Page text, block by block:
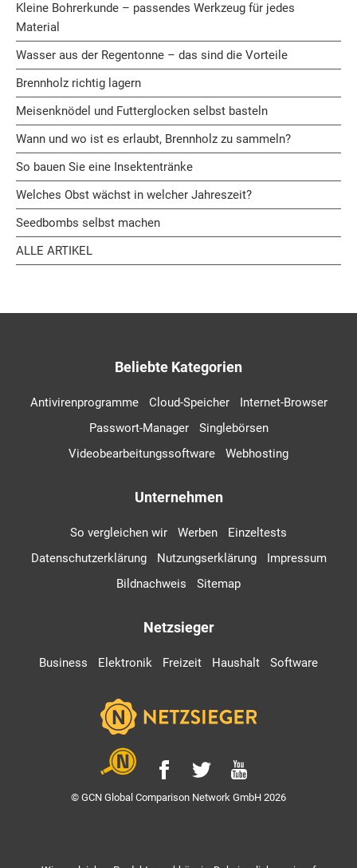
Kleine Bohrerkunde – passendes Werkzeug für jedes
Material
Wasser aus der Regentonne – das sind die Vorteile
Brennholz richtig lagern
Meisenknödel und Futterglocken selbst basteln
Wann und wo ist es erlaubt, Brennholz zu sammeln?
So bauen Sie eine Insektentränke
Welches Obst wächst in welcher Jahreszeit?
Seedbombs selbst machen
ALLE ARTIKEL
Beliebte Kategorien
Antivirenprogramme Cloud-Speicher
Internet-Browser
Passwort-Manager
Singlebörsen
Videobearbeitungssoftware
Webhosting
Unternehmen
So vergleichen wir Werben
Einzeltests
Datenschutzerklärung
Nutzungserklärung
Impressum
Bildnachweis
Sitemap
Netzsieger
Business Elektronik Freizeit Haushalt Software
© GCN Global Comparison Network GmbH 2026